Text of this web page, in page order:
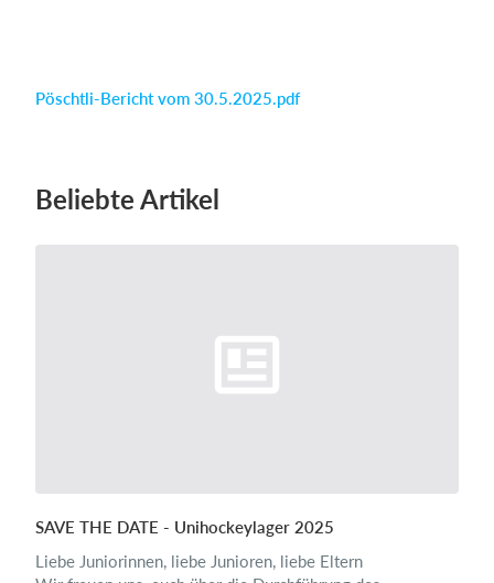
Pöschtli-Bericht vom 30.5.2025.pdf
Beliebte Artikel
SAVE THE DATE - Unihockeylager 2025
Liebe Juniorinnen, liebe Junioren, liebe Eltern